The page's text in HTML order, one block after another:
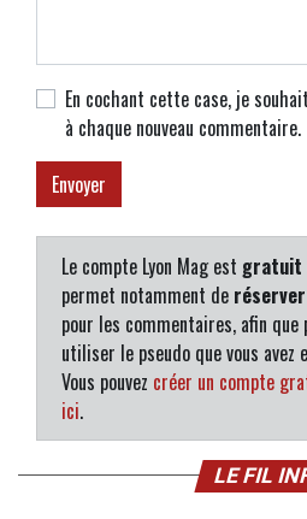
En cochant cette case, je
à chaque nouveau commentaire.
Le compte Lyon Mag est
permet notamment de
pour les commentaires, afin que
utiliser le pseudo que vous avez
Vous pouvez créer un compte
ici.
LE FIL